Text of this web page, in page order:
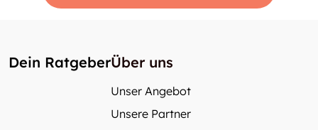
Dein RatgeberÜber uns
Unser Angebot
Unsere Partner